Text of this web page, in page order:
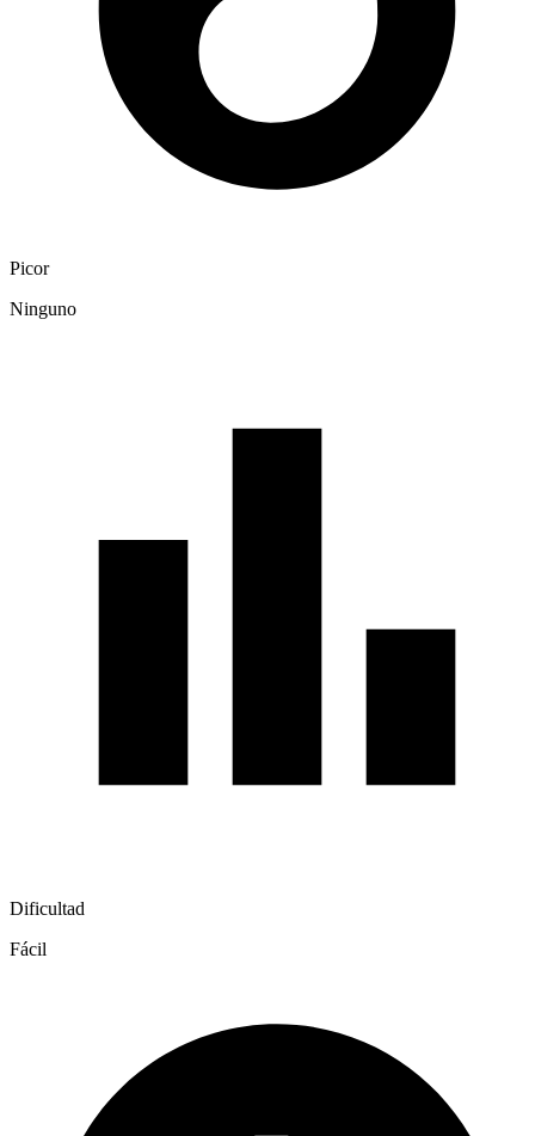
Picor
Ninguno
Dificultad
Fácil